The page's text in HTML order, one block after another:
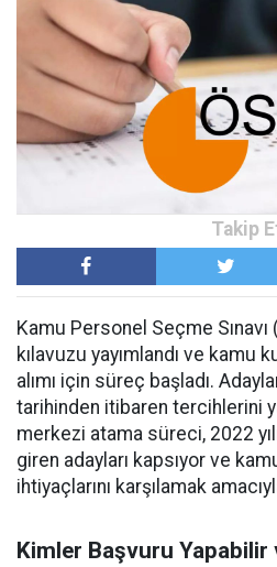
Kamu Personel Seçme
kılavuzu yayımlandı ve kamu
alımı için süreç başladı.
tarihinden itibaren tercihlerini
merkezi atama süreci, 2022
giren adayları kapsıyor ve
ihtiyaçlarını karşılamak
Kimler Başvuru Yapabilir